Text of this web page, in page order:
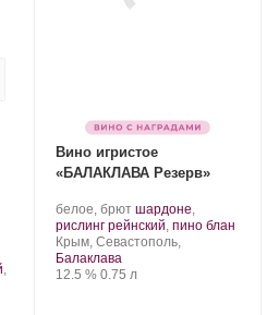
,
Вино игристое
«БАЛАКЛАВА Резерв»
Производитель:
Золотая
Балка.
белое, брют .
Сорт
винограда:
шардоне,
рислинг рейнский, пино блан
Регион:
Крым, Севастополь,
Балаклава
Крепость
12.5 %. Объем
0.75 л